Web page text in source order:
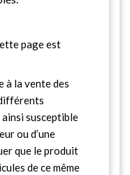
page est
à la vente des
susceptible
ou d’une
que le produit
de ce même